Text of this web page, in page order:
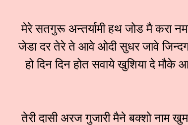
मेरे सतगुरू अन्तर्यामी हथ जोड मै करा
जेडा दर तेरे ते आवे ओदी सुधर जावे
हो दिन दिन होत सवाये खुशिया दे मौके
तेरी दासी अरज गुजारी मैने बक्शो नाम